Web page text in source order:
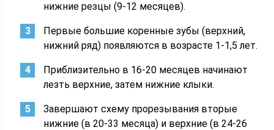
нижние резцы (9-12 месяцев).
Первые большие коренные зубы (верхний,
нижний ряд) появляются в возрасте 1-1,5 лет.
Приблизительно в 16-20 месяцев начинают
лезть верхние, затем нижние клыки.
Завершают схему прорезывания вторые
нижние (в 20-33 месяца) и верхние (в 24-26